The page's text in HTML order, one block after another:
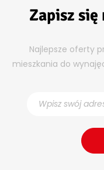
Zapisz
Najlepsze oferty
mieszkania do